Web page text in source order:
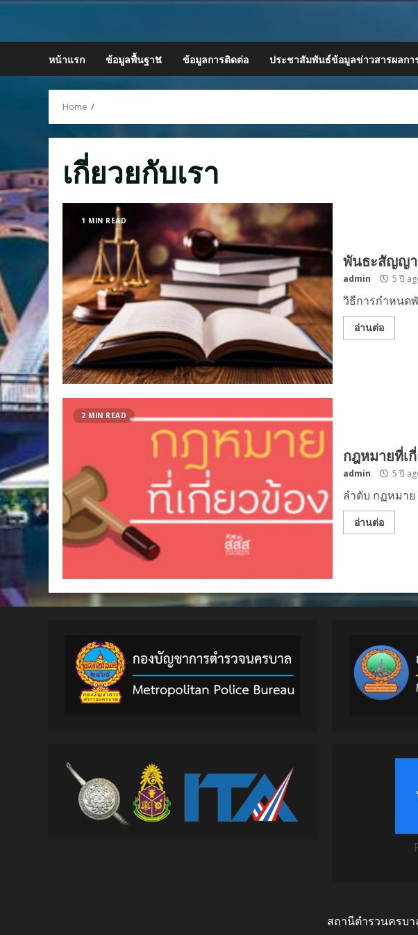
Skip
content
หน้าแรก ข้อมูลพื้นฐาน ข้อมูลการติดต่อ ประชาสัมพันธ์ข้อมูลข่าวสารผลกา
Home
เกี่ยวยกับเรา
1 MIN READ
พันธะสัญญา
admin 5 ปี
วิธีการกำหนด
อ่านต่อ
2 MIN READ
กฎหมายที่เ
admin 5 ปี
ลำดับ กฏหมาย
อ่านต่อ
สถานีตำรวนครบ